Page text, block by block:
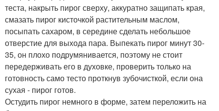
теста, накрыть пирог сверху, аккуратно защипать края,
смазать пирог кисточкой растительным маслом,
посыпать сахаром, в середине сделать небольшое
отверстие для выхода пара. Выпекать пирог минут 30-
35, он плохо подрумянивается, поэтому не стоит
передерживать его в духовке, проверить только на
готовность само тесто проткнув зубочисткой, если она
сухая - пирог готов.
Остудить пирог немного в форме, затем переложить на